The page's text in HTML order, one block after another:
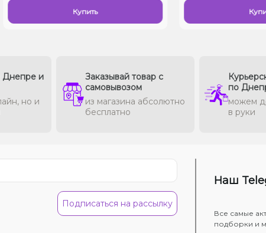
Купить
Днепре и
но и
Заказывай товар с
самовывозом
из магазина абсолютно
бесплатно
по
можем
в руки
Подписаться на рассылку
Наш
Все самые
подборки и